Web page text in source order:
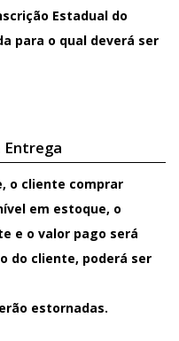
Estadual do
para o qual deverá ser
Entrega
o cliente comprar
em estoque, o
e o valor pago será
do cliente, poderá ser
estornadas.